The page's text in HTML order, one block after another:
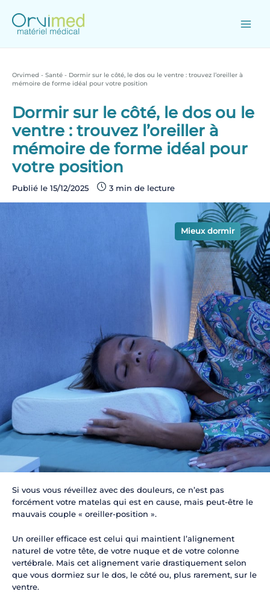
content
Orvimed - Santé- Dormir sur le côté, le dos ou le ventre : trouvez l’oreiller à
mémoire de forme idéal pour votre position
Dormir sur le côté, le dos ou le
ventre : trouvez l’oreiller à
mémoire de forme idéal pour
votre position
Publié le 15/12/2025
Santé
Mieux dormir
Si vous vous réveillez avec des douleurs, ce n’est pas
forcément votre matelas qui est en cause, mais peut-être le
mauvais couple « oreiller-position ».
Un oreiller efficace est celui qui maintient l’alignement
naturel de votre tête, de votre nuque et de votre colonne
vertébrale. Mais cet alignement varie drastiquement selon
que vous dormiez sur le dos, le côté ou, plus rarement, sur le
ventre.